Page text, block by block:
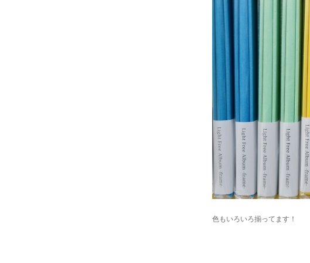
色もいろいろ揃ってます！